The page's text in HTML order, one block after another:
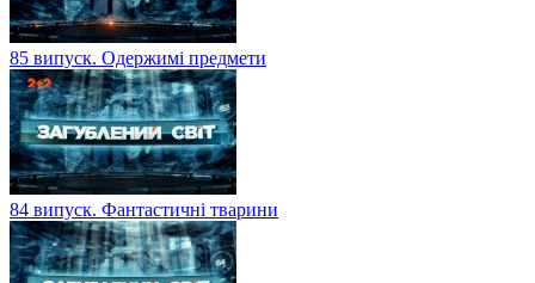
85 випуск. Одержимі предмети
84 випуск. Фантастичні тварини